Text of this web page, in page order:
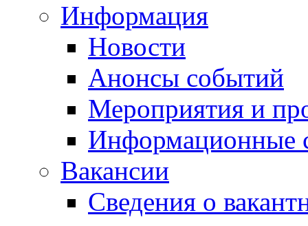
Информация
Новости
Анонсы событий
Мероприятия и
Информационные
Вакансии
Сведения о